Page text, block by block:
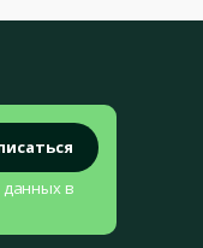
данныхв